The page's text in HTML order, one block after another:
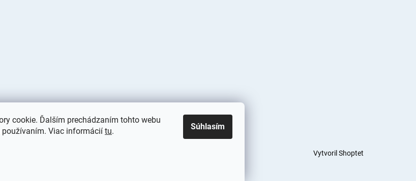
cookie. Ďalším prechádzaním tohto webu
Viac informácií tu. Súhlasím
Vytvoril Shoptet
cookies